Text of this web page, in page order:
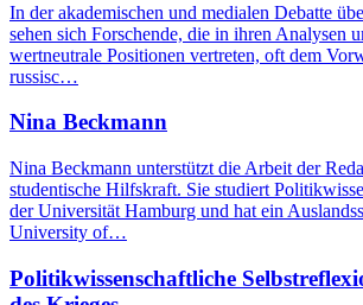
In der akademischen und medialen Debatte
sehen sich Forschende, die in ihren Analysen
wertneutrale Positionen vertreten, oft dem
russisc…
Nina Beckmann
Nina Beckmann unterstützt die Arbeit der
studentische Hilfskraft. Sie studiert
der Universität Hamburg und hat ein
University of…
Politikwissenschaftliche